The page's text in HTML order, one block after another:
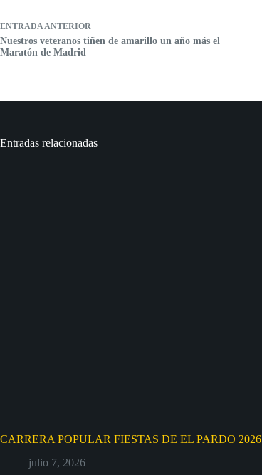
ENTRADAANTERIOR
Nuestros veteranos tiñen de amarillo un año más el
Maratón de Madrid
Entradas relacionadas
CARRERA POPULAR FIESTAS DE EL PARDO 2026
julio 7, 2026